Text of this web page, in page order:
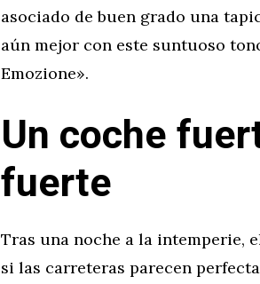
asociado de buen grado una
aún mejor con este suntuoso
Emozione».
Un coche
fuerte
Tras una noche a la intemperie,
si las carreteras parecen